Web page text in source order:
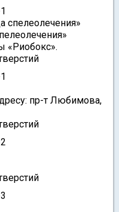
спелеолечения»
«Риобокс».
пр-т Любимова,